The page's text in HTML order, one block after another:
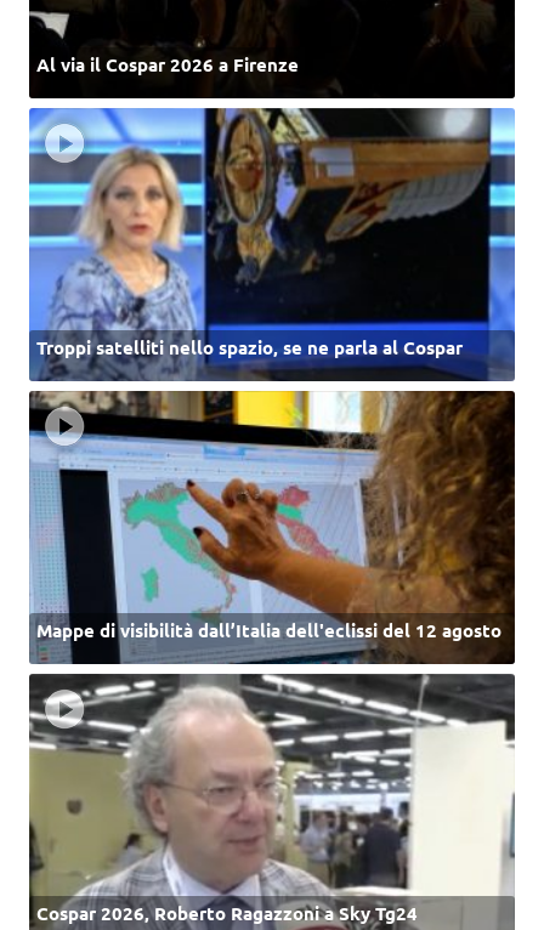
Al via il Cospar 2026 a Firenze
Troppi satelliti nello spazio, se ne parla al Cospar
Mappe di visibilità dall’Italia dell'eclissi del 12 agosto
Cospar 2026, Roberto Ragazzoni a Sky Tg24